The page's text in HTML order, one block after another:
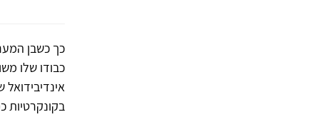
כך כשבן
כבודו שלו
בקונקרטיות